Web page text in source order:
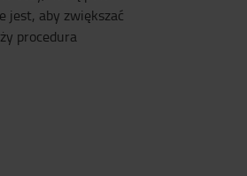
jest, aby zwiększać
procedura